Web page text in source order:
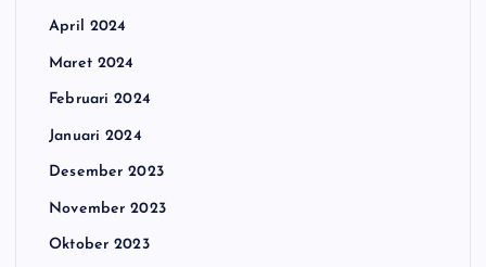
April 2024
Maret 2024
Februari 2024
Januari 2024
Desember 2023
November 2023
Oktober 2023